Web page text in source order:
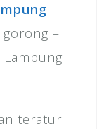
–
teratur